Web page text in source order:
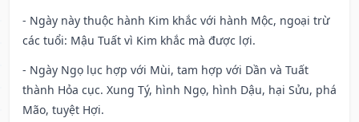
- Ngày này thuộc hành Kim khắc với hành Mộc, ngoại trừ
các tuổi: Mậu Tuất vì Kim khắc mà được lợi.
- Ngày Ngọ lục hợp với Mùi, tam hợp với Dần và Tuất
thành Hỏa cục. Xung Tý, hình Ngọ, hình Dậu, hại Sửu, phá
Mão, tuyệt Hợi.